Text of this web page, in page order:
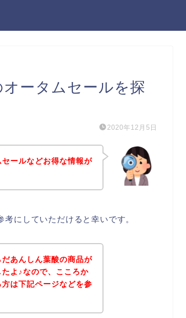
ータムセールを探
2020年12月5日
ールなどお得な情報が
にしていただけると幸いです。
あんしん葉酸の商品が
よ♪なので、こころか
は下記ページなどを参